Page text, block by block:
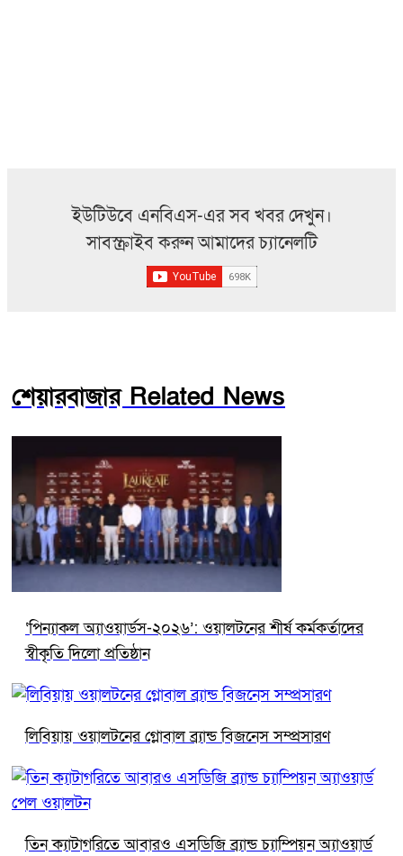
ইউটিউবে এনবিএস-এর সব খবর দেখুন।
সাবস্ক্রাইব করুন আমাদের চ্যানেলটি
শেয়ারবাজার Related News
‘পিন্যাকল অ্যাওয়ার্ডস-২০২৬’: ওয়ালটনের শীর্ষ কর্মকর্তাদের
স্বীকৃতি দিলো প্রতিষ্ঠান
লিবিয়ায় ওয়ালটনের গ্লোবাল ব্র্যান্ড বিজনেস সম্প্রসারণ
তিন ক্যাটাগরিতে আবারও এসডিজি ব্র্যান্ড চ্যাম্পিয়ন অ্যাওয়ার্ড